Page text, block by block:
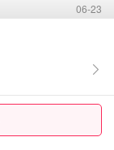
06-23